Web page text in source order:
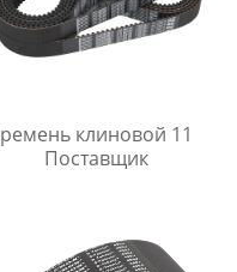
ремень клиновой 11
Поставщик